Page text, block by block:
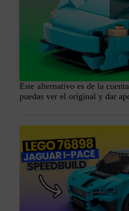
Este alternativo es de la
puedas ver el original y dar